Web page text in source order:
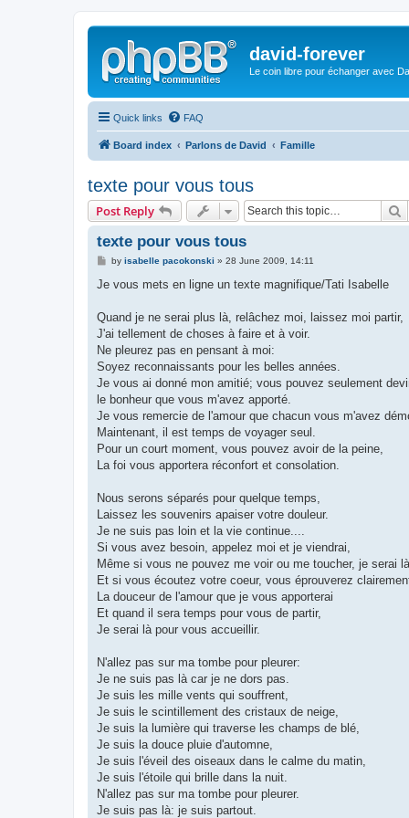
david-forever
Le coin libre pour échanger avec
Quick links FAQ
Board index Parlons de David Famille
texte pour vous tous
Post Reply
texte pour vous tous
P
s
by isabelle pacokonski » 28 June 2009, 14:11
Je vous mets en ligne un texte magnifique/Tati Isabelle
Quand je ne serai plus là, relâchez moi, laissez moi partir,
J'ai tellement de choses à faire et à voir.
Ne pleurez pas en pensant à moi:
Soyez reconnaissants pour les belles années.
Je vous ai donné mon amitié; vous pouvez seulement
le bonheur que vous m'avez apporté.
Je vous remercie de l'amour que chacun vous m'avez
Maintenant, il est temps de voyager seul.
Pour un court moment, vous pouvez avoir de la peine,
La foi vous apportera réconfort et consolation.
Nous serons séparés pour quelque temps,
Laissez les souvenirs apaiser votre douleur.
Je ne suis pas loin et la vie continue....
Si vous avez besoin, appelez moi et je viendrai,
Même si vous ne pouvez me voir ou me toucher, je serai là,
Et si vous écoutez votre coeur, vous éprouverez
La douceur de l'amour que je vous apporterai
Et quand il sera temps pour vous de partir,
Je serai là pour vous accueillir.
N'allez pas sur ma tombe pour pleurer:
Je ne suis pas là car je ne dors pas.
Je suis les mille vents qui souffrent,
Je suis le scintillement des cristaux de neige,
Je suis la lumière qui traverse les champs de blé,
Je suis la douce pluie d'automne,
Je suis l'éveil des oiseaux dans le calme du matin,
Je suis l'étoile qui brille dans la nuit.
N'allez pas sur ma tombe pour pleurer.
Je suis pas là: je suis partout.